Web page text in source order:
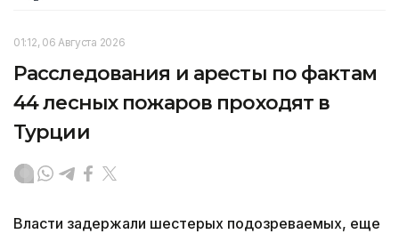
01:12, 06 Августа 2026
Расследования и аресты по фактам
44 лесных пожаров проходят в
Турции
Власти задержали шестерых подозреваемых, еще